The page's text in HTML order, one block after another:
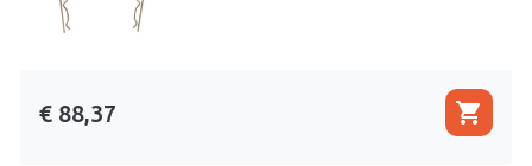
€ 88,37 shopping_cart